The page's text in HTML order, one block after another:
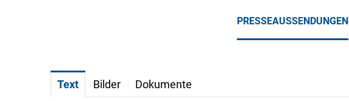
PRESSEAUSSENDUNGEN
Text Bilder Dokumente